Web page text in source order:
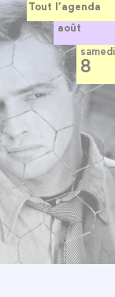
Tout l’agenda
août
samedi
8